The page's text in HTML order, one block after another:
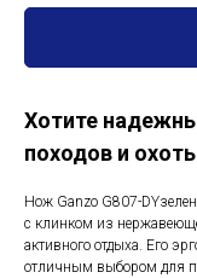
Хотите
походов и
Нож Ganzo G807-
с клинком из
активного отдыха. Его
отличным выбором для